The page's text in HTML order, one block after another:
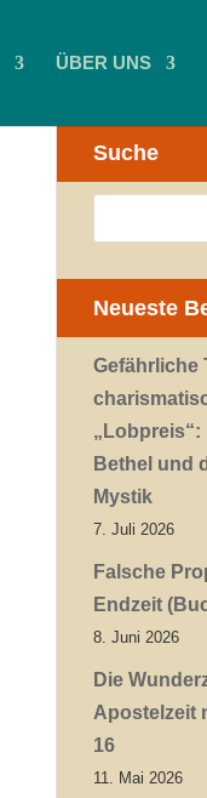
ÜBER UNS
Suche
Neueste
Gefährliche
Bethel und
Mystik
7. Juli 2026
Falsche
Endzeit
8. Juni 2026
Die
Apostelzeit
16
11. Mai 2026